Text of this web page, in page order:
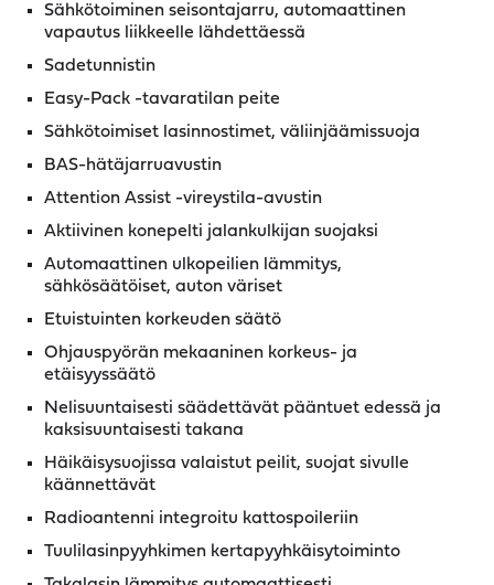
Sähkötoiminen seisontajarru, automaattinen
vapautus liikkeelle lähdettäessä
Sadetunnistin
Easy-Pack -tavaratilan peite
Sähkötoimiset lasinnostimet, väliinjäämissuoja
BAS-hätäjarruavustin
Attention Assist -vireystila-avustin
Aktiivinen konepelti jalankulkijan suojaksi
Automaattinen ulkopeilien lämmitys,
sähkösäätöiset, auton väriset
Etuistuinten korkeuden säätö
Ohjauspyörän mekaaninen korkeus- ja
etäisyyssäätö
Nelisuuntaisesti säädettävät pääntuet edessä ja
kaksisuuntaisesti takana
Häikäisysuojissa valaistut peilit, suojat sivulle
käännettävät
Radioantenni integroitu kattospoileriin
Tuulilasinpyyhkimen kertapyyhkäisytoiminto